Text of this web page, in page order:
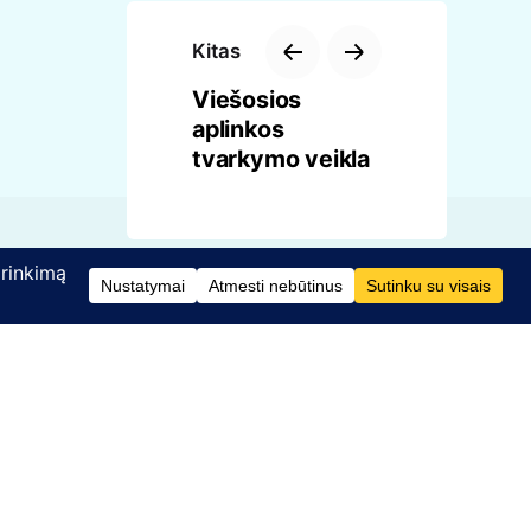
Kitas
Viešosios
aplinkos
tvarkymo veikla